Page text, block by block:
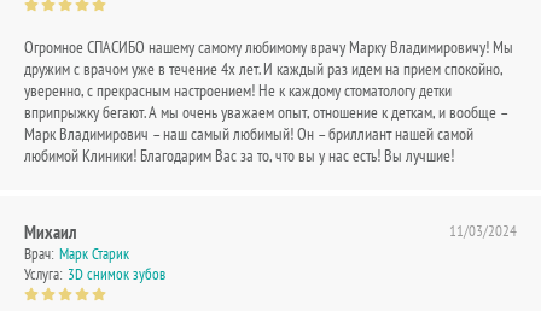
Огромное СПАСИБО нашему самому любимому врачу Марку Владимировичу! Мы
дружим с врачом уже в течение 4х лет. И каждый раз идем на прием спокойно,
уверенно, с прекрасным настроением! Не к каждому стоматологу детки
вприпрыжку бегают. А мы очень уважаем опыт, отношение к деткам, и вообще –
Марк Владимирович – наш самый любимый! Он – бриллиант нашей самой
любимой Клиники! Благодарим Вас за то, что вы у нас есть! Вы лучшие!
Михаил
Врач: Марк Старик
Услуга: 3D снимок зубов
11/03/2024